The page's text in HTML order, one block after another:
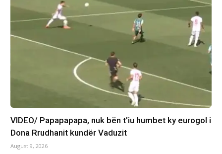
VIDEO/ Papapapapa, nuk bën t’iu humbet ky eurogol i
Dona Rrudhanit kundër Vaduzit​
August 9, 2026